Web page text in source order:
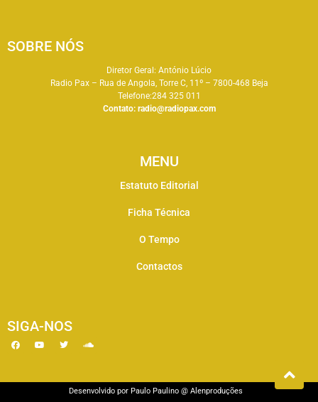
SOBRE NÓS
Diretor Geral: António Lúcio
Radio Pax – Rua de Angola, Torre C, 11º – 7800-468 Beja
Telefone:284 325 011
Contato: radio@radiopax.com
SIGA-NOS
MENU
Estatuto Editorial
Ficha Técnica
O Tempo
Contactos
Desenvolvido por Paulo Paulino@ Alenproduções